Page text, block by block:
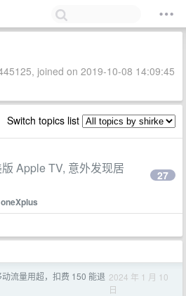
joined on 2019-10-08 14:09:45
Switch topics list
Apple TV, 意外发现居
oneXplus
27
动流量用超，扣费 150 能退 2024 年 1 月 10
日